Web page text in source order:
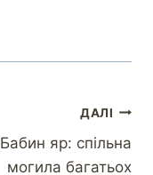
ДАЛІ
Бабин яр: спільна
могила багатьох